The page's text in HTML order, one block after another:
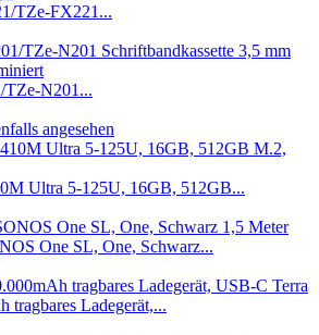
TZe-FX221...
TZe-N201...
angesehen
Ultra 5-125U, 16GB, 512GB...
One SL, One, Schwarz...
Terra
tragbares Ladegerät,...